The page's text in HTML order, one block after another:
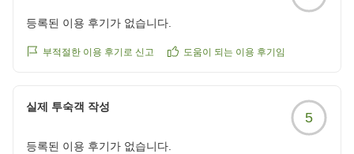
등록된 이용 후기가 없습니다.
부적절한 이용 후기로 신고 도움이 되는 이용 후기임
실제 투숙객 작성
5
등록된 이용 후기가 없습니다.